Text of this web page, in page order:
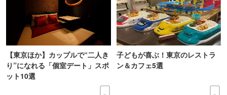
【東京ほか】カップルで“二人き
り”になれる「個室デート」スポ
ット10選
子どもが喜ぶ！東京のレストラ
ン＆カフェ5選